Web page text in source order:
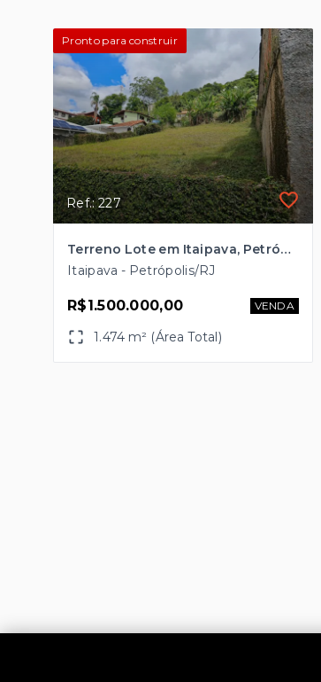
Pronto para construir
Ref.: 227
Terreno Lote em Itaipava, Petrópolis/RJ
Itaipava - Petrópolis/RJ
R$1.500.000,00 VENDA
1.474 m² (Área Total)